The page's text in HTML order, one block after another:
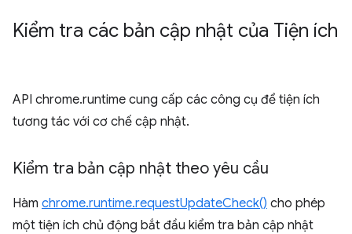
Kiểm tra các bản cập nhật của Tiện ích
API chrome.runtime cung cấp các công cụ để tiện ích
tương tác với cơ chế cập nhật.
Kiểm tra bản cập nhật theo yêu cầu
Hàm chrome.runtime.requestUpdateCheck() cho phép
một tiện ích chủ động bắt đầu kiểm tra bản cập nhật